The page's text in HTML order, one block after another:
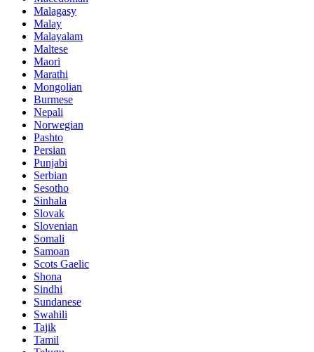
Malagasy
Malay
Malayalam
Maltese
Maori
Marathi
Mongolian
Burmese
Nepali
Norwegian
Pashto
Persian
Punjabi
Serbian
Sesotho
Sinhala
Slovak
Slovenian
Somali
Samoan
Scots Gaelic
Shona
Sindhi
Sundanese
Swahili
Tajik
Tamil